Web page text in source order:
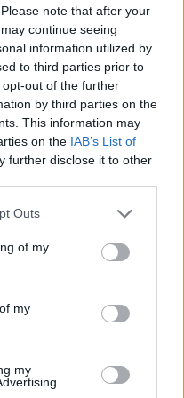
note that after your
continue seeing
information utilized by
to third parties prior to
out of the further
by third parties on the
This information may
on the IAB’s List of
further disclose it to other
Outs
of my
my
my
rodinných domů, kteří
chystají na rekonstrukci,
od letošního května
nový nástroj, který jim má
vyhnout se zbytečným
Ministerstvo životního
pasů, které mají
domu a usnadnit cestu k
Zapojte se do
Mláďata čápů v celém Česku
musela v minulých dnech čelit
a lijáky. Česká
veřejnost, aby se zapojila do